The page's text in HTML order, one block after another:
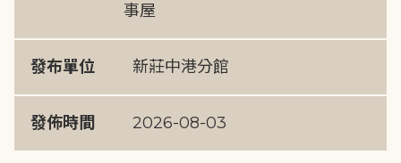
事屋
發布單位 新莊中港分館
發佈時間 2026-08-03